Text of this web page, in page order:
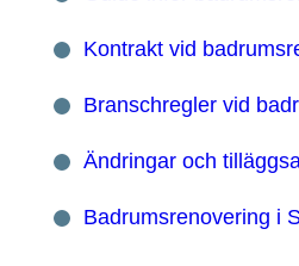
Kontrakt vid
Branschregler vid
Ändringar och
Badrumsrenovering i